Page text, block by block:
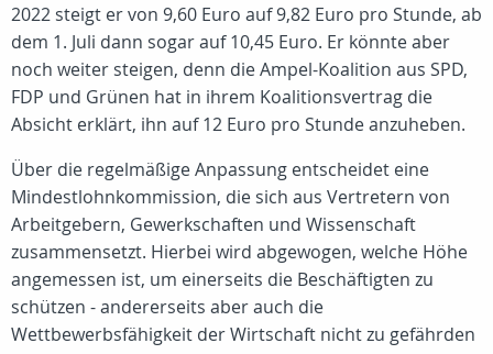
2022 steigt er von 9,60 Euro auf 9,82 Euro pro Stunde, ab
dem 1. Juli dann sogar auf 10,45 Euro. Er könnte aber
noch weiter steigen, denn die Ampel-Koalition aus SPD,
FDP und Grünen hat in ihrem Koalitionsvertrag die
Absicht erklärt, ihn auf 12 Euro pro Stunde anzuheben.
Über die regelmäßige Anpassung entscheidet eine
Mindestlohnkommission, die sich aus Vertretern von
Arbeitgebern, Gewerkschaften und Wissenschaft
zusammensetzt. Hierbei wird abgewogen, welche Höhe
angemessen ist, um einerseits die Beschäftigten zu
schützen - andererseits aber auch die
Wettbewerbsfähigkeit der Wirtschaft nicht zu gefährden